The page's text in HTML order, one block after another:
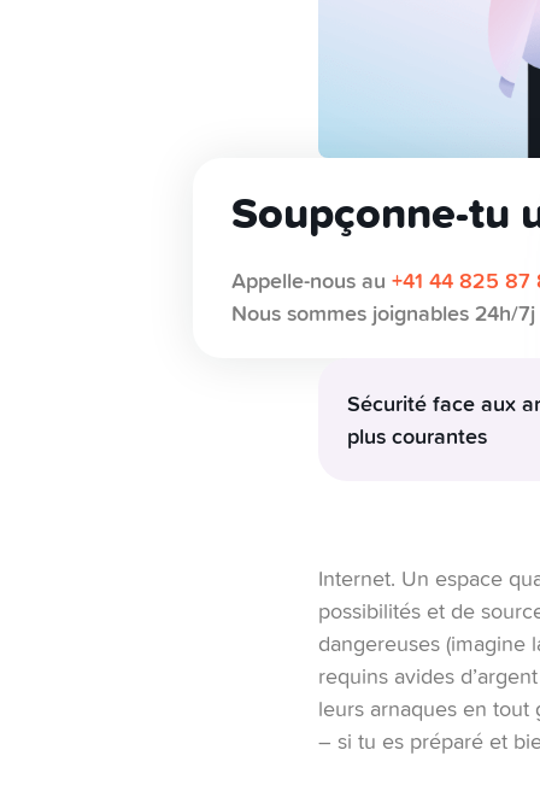
Soupçonne-tu
Appelle-nous au +41 44 825 87
Nous sommes joignables 24h/
Sécurité face aux
plus courantes
médias sociaux.
Les escroqueries les
Les mules:ne
Arnaques sur les
vraies.
L’usurpation
Internet. Un espace
possibilités et de
dangereuses (imagine
requins avides
leurs arnaques en tout
– si tu es préparé et